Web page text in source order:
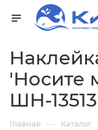
'Носите
ШН-
Главная — Каталог